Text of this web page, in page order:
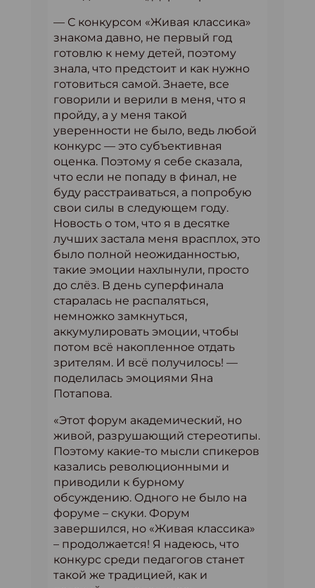
— С конкурсом «Живая классика»
знакома давно, не первый год
готовлю к нему детей, поэтому
знала, что предстоит и как нужно
готовиться самой. Знаете, все
говорили и верили в меня, что я
пройду, а у меня такой
уверенности не было, ведь любой
конкурс — это субъективная
оценка. Поэтому я себе сказала,
что если не попаду в финал, не
буду расстраиваться, а попробую
свои силы в следующем году.
Новость о том, что я в десятке
лучших застала меня врасплох, это
было полной неожиданностью,
такие эмоции нахлынули, просто
до слёз. В день суперфинала
старалась не распаляться,
немножко замкнуться,
аккумулировать эмоции, чтобы
потом всё накопленное отдать
зрителям. И всё получилось! —
поделилась эмоциями Яна
Потапова.
«Этот форум академический, но
живой, разрушающий стереотипы.
Поэтому какие-то мысли спикеров
казались революционными и
приводили к бурному
обсуждению. Одного не было на
форуме – скуки. Форум
завершился, но «Живая классика»
– продолжается! Я надеюсь, что
конкурс среди педагогов станет
такой же традицией, как и